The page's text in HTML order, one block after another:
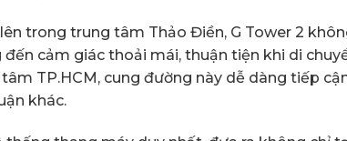
trong trung tâm Thảo Điền, G Tower 2
đến cảm giác thoải mái, thuận tiện khi di
TP.HCM, cung đường này dễ dàng tiếp
khác.